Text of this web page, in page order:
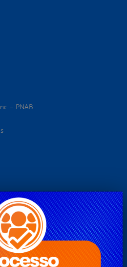
– PNAB
AGRÁRIA E RECURSOS
SOCIAL, DIREITOS
PARA MULHERES, CRIANÇAS E